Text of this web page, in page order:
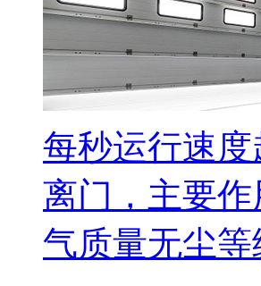
每秒运行速
离门，主要
气质量无尘等